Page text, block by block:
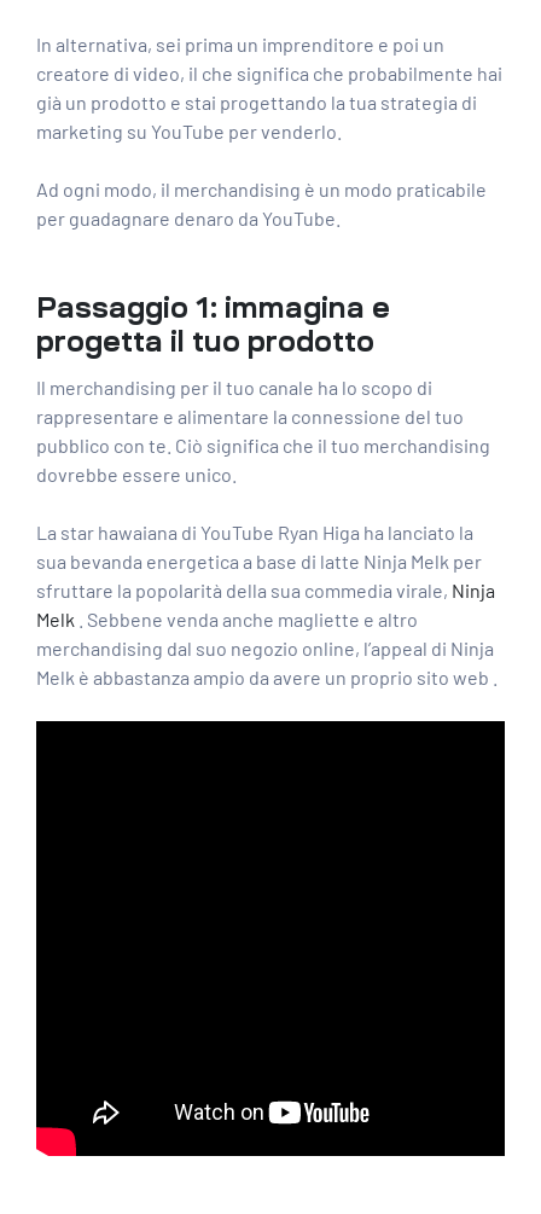
In alternativa, sei prima un imprenditore e poi un
creatore di video, il che significa che probabilmente hai
già un prodotto e stai progettando la tua strategia di
marketing su YouTube per venderlo.
Ad ogni modo, il merchandising è un modo praticabile
per guadagnare denaro da YouTube.
Passaggio 1: immagina e
progetta il tuo prodotto
Il merchandising per il tuo canale ha lo scopo di
rappresentare e alimentare la connessione del tuo
pubblico con te. Ciò significa che il tuo merchandising
dovrebbe essere unico.
La star hawaiana di YouTube Ryan Higa ha lanciato la
sua bevanda energetica a base di latte Ninja Melk per
sfruttare la popolarità della sua commedia virale, Ninja
Melk . Sebbene venda anche magliette e altro
merchandising dal suo negozio online, l’appeal di Ninja
Melk è abbastanza ampio da avere un proprio sito web